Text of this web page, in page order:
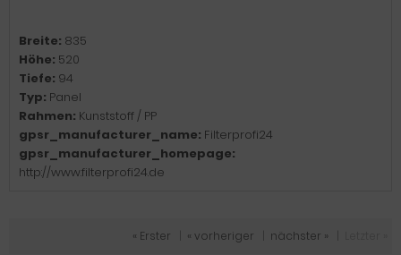
Breite: 835
Höhe: 520
Tiefe: 94
Typ: Panel
Rahmen: Kunststoff / PP
gpsr_manufacturer_name: Filterprofi24
gpsr_manufacturer_homepage:
http://www.filterprofi24.de
« Erster « vorheriger nächster »